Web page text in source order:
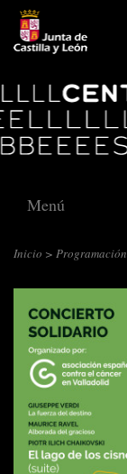
Centro
Cultural
Miguel
Delibes
Menú
Inicio > Programación